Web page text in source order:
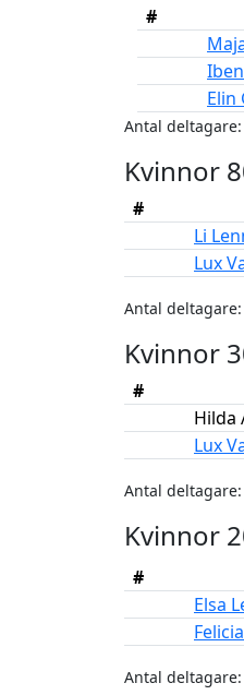
#
Elin
Antal
Kvinnor
#
Li
Lux
Antal deltagare:
Kvinnor
#
Hilda
Lux
Antal deltagare:
Kvinnor
#
Elsa
Antal deltagare: